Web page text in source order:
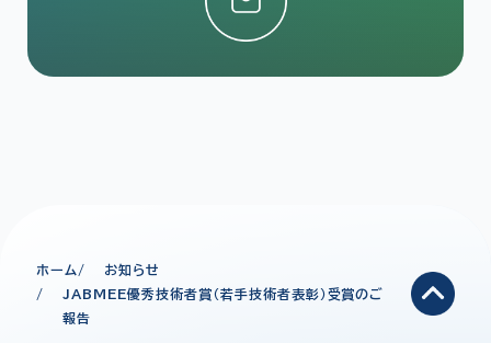
ホーム
お知らせ
JABMEE優秀技術者賞（若手技術者表彰）受賞のご
報告